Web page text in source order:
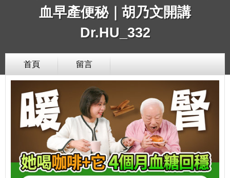
血早產便秘｜胡乃文開講
Dr.HU_332
首頁 留言